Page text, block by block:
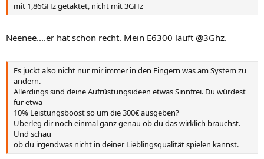
mit 1,86GHz getaktet, nicht mit 3GHz
Neenee....er hat schon recht. Mein E6300 läuft @3Ghz.
Es juckt also nicht nur mir immer in den Fingern was am System zu
ändern.
Allerdings sind deine Aufrüstungsideen etwas Sinnfrei. Du würdest
für etwa
10% Leistungsboost so um die 300€ ausgeben?
Überleg dir noch einmal ganz genau ob du das wirklich brauchst.
Und schau
ob du irgendwas nicht in deiner Lieblingsqualität spielen kannst.